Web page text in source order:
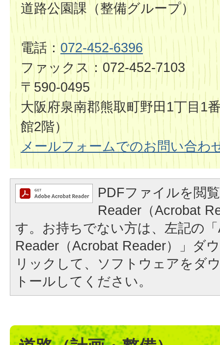
道路公園課（整備グループ）
電話： 072-452-6396
ファックス：072-452-7103
〒590-0495
大阪府泉南郡熊取町野田1丁目1
館2階）
メールフォームでのお問い合わ
PDFファイルを閲
Reader（Acrobat
す。お持ちでない方は、左記の
Reader（Acrobat Reader）」ダ
リックして、ソフトウェアをダ
トールしてください。